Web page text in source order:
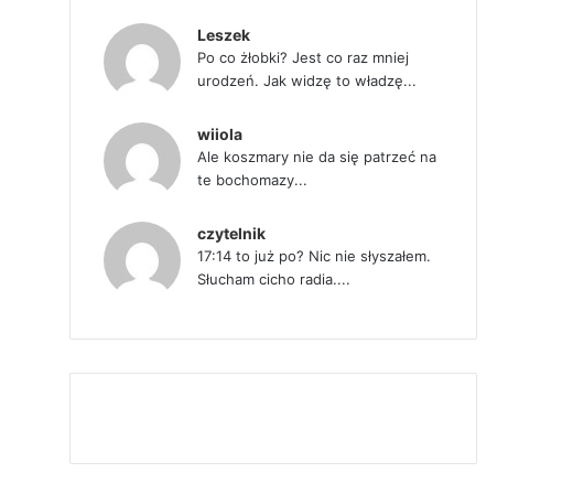
Leszek
Po co żłobki? Jest co raz mniej
urodzeń. Jak widzę to władzę...
wiiola
Ale koszmary nie da się patrzeć na
te bochomazy...
czytelnik
17:14 to już po? Nic nie słyszałem.
Słucham cicho radia....